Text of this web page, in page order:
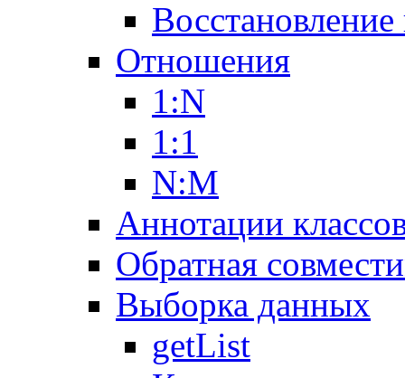
Отношения
1:N
1:1
N:M
Аннотации
Обратная
Выборка данных
getList